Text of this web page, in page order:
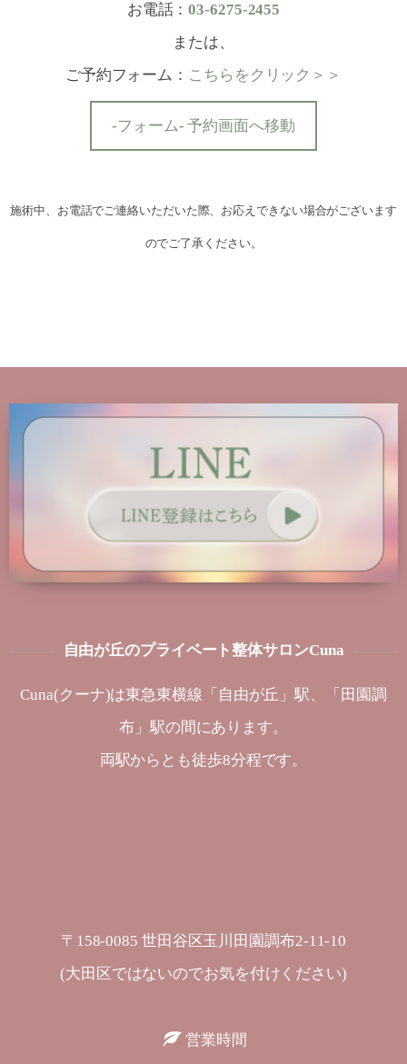
お電話：03-6275-2455
または、
ご予約フォーム： こちらをクリック＞＞
-フォーム- 予約画面へ移動
施術中、お電話でご連絡いただいた際、お応えできない場合がございます
のでご了承ください。
自由が丘のプライベート整体サロンCuna
Cuna(クーナ)は東急東横線「自由が丘」駅、「田園調
布」駅の間にあります。
両駅からとも徒歩8分程です。
〒158-0085 世田谷区玉川田園調布2-11-10
(大田区ではないのでお気を付けください)
営業時間